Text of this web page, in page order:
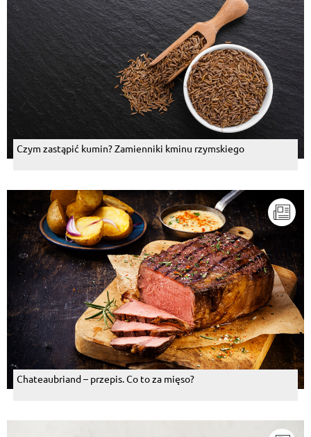
Czym zastąpić kumin? Zamienniki kminu rzymskiego
Chateaubriand – przepis. Co to za mięso?